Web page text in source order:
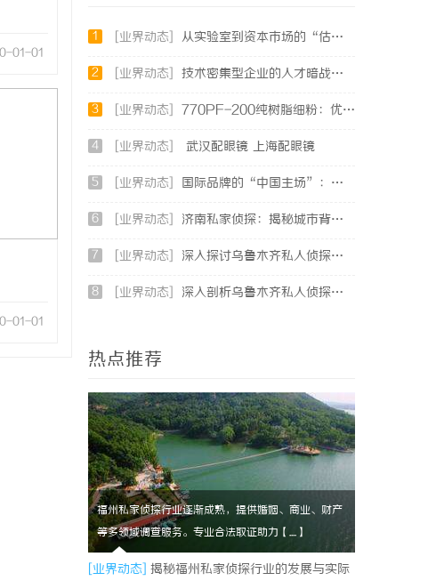
01-01
01-01
1 [业界动态] 从实验室到资本市场的“估值倍增器”：专利律师如何重塑硬科技企业的融资逻辑
2 [业界动态] 技术密集型企业的人才暗战：北京商业秘密律师如何守住“人带技术走”的底线
3 [业界动态] 770PF-200纯树脂细粉：优质材料的全貌与应用
4 [业界动态] 武汉配眼镜 上海配眼镜
5 [业界动态] 国际品牌的“中国主场”：北京商标律师在跨境维权中的战略支点
6 [业界动态] 济南私家侦探：揭秘城市背后的专业侦查力量
7 [业界动态] 深入探讨乌鲁木齐私人侦探行业的现状与发展趋势
8 [业界动态] 深入剖析乌鲁木齐私人侦探行业的发展与应用现状
热点推荐
福州私家侦探行业逐渐成熟，提供婚姻、商业、财产
等多领域调查服务。专业合法取证助力【....】
[业界动态] 揭秘福州私家侦探行业的发展与实际